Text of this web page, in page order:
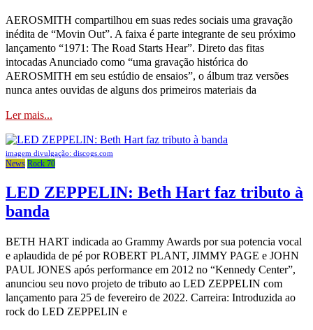
AEROSMITH compartilhou em suas redes sociais uma gravação
inédita de “Movin Out”. A faixa é parte integrante de seu próximo
lançamento “1971: The Road Starts Hear”. Direto das fitas
intocadas Anunciado como “uma gravação histórica do
AEROSMITH em seu estúdio de ensaios”, o álbum traz versões
nunca antes ouvidas de alguns dos primeiros materiais da
Ler mais...
imagem divulgação: discogs.com
News Rock 70
LED ZEPPELIN: Beth Hart faz tributo à
banda
BETH HART indicada ao Grammy Awards por sua potencia vocal
e aplaudida de pé por ROBERT PLANT, JIMMY PAGE e JOHN
PAUL JONES após performance em 2012 no “Kennedy Center”,
anunciou seu novo projeto de tributo ao LED ZEPPELIN com
lançamento para 25 de fevereiro de 2022. Carreira: Introduzida ao
rock do LED ZEPPELIN e